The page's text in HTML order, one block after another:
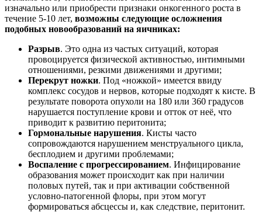
изначально или приобрести признаки онкогенного роста в
течение 5-10 лет, возможны следующие осложнения
подобных новообразований на яичниках:
Разрыв. Это одна из частых ситуаций, которая
провоцируется физической активностью, интимными
отношениями, резкими движениями и другими;
Перекрут ножки. Под «ножкой» имеется ввиду
комплекс сосудов и нервов, которые подходят к кисте. В
результате поворота опухоли на 180 или 360 градусов
нарушается поступление крови и отток от неё, что
приводит к развитию перитонита;
Гормональные нарушения. Кисты часто
сопровождаются нарушением менструального цикла,
бесплодием и другими проблемами;
Воспаление с прогрессированием. Инфицирование
образования может происходит как при наличии
половых путей, так и при активации собственной
условно-патогенной флоры, при этом могут
формироваться абсцессы и, как следствие, перитонит.